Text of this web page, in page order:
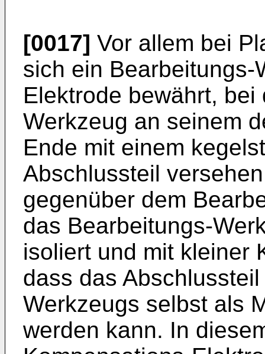
[0017] Vor allem bei
sich ein Bearbeitungs-
Elektrode bewährt,
Werkzeug an seinem
Ende mit einem
Abschlussteil
gegenüber dem
das Bearbeitungs-
isoliert und mit kleiner
dass das
Werkzeugs selbst als
werden kann. In